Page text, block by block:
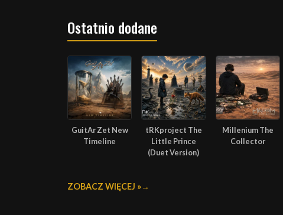
Ostatnio dodane
GuitAr Zet New
Timeline
tRKproject The
Little Prince
(Duet Version)
Millenium The
Collector
ZOBACZ WIĘCEJ »